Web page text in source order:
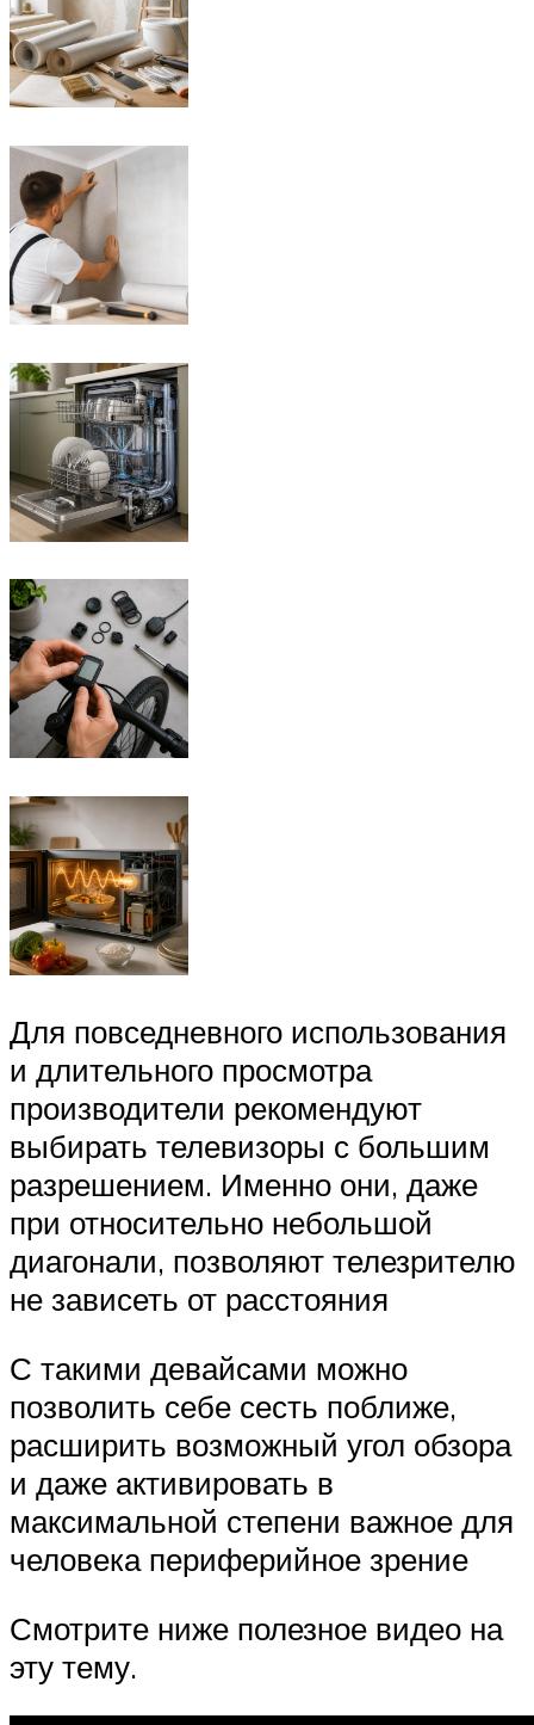
Для повседневного использования
и длительного просмотра
производители рекомендуют
выбирать телевизоры с большим
разрешением. Именно они, даже
при относительно небольшой
диагонали, позволяют телезрителю
не зависеть от расстояния
С такими девайсами можно
позволить себе сесть поближе,
расширить возможный угол обзора
и даже активировать в
максимальной степени важное для
человека периферийное зрение
Смотрите ниже полезное видео на
эту тему.